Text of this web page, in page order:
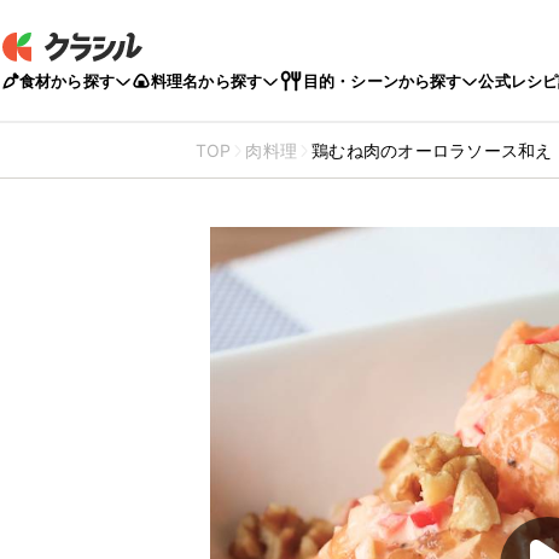
食材から探す 料理名から探す 目的・シーンから探す 公式レシピ
TOP 肉料理 鶏むね肉のオーロラソース和え